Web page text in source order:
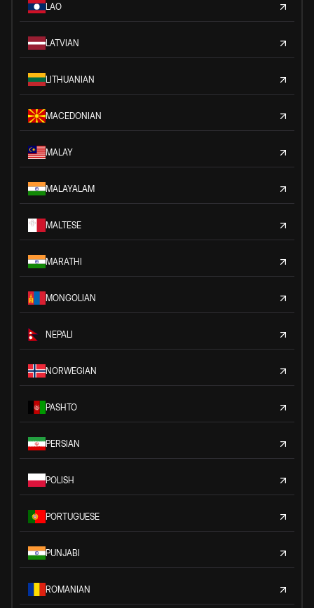
LAO
LATVIAN
LITHUANIAN
MACEDONIAN
MALAY
MALAYALAM
MALTESE
MARATHI
MONGOLIAN
NEPALI
NORWEGIAN
PASHTO
PERSIAN
POLISH
PORTUGUESE
PUNJABI
ROMANIAN